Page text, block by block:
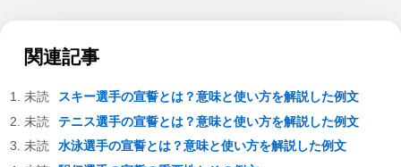
関連記事
スキー選手の宣誓とは？意味と使い方を解説した例文
テニス選手の宣誓とは？意味と使い方を解説した例文
水泳選手の宣誓とは？意味と使い方を解説した例文